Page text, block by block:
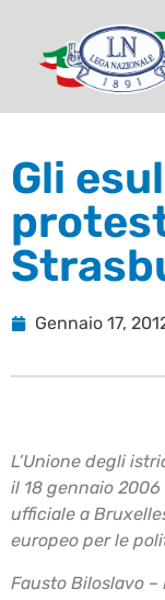
Gli
Gennaio 17,
L’Unione degli
il 18 gennaio
ufficiale a
europeo per le
Fausto Biloslavo